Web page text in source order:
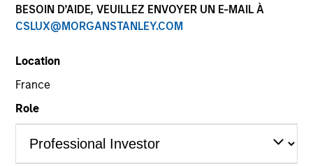
BESOIN D’AIDE, VEUILLEZ ENVOYER UN E-MAIL À
CSLUX@MORGANSTANLEY.COM
Location
France
Role
Years